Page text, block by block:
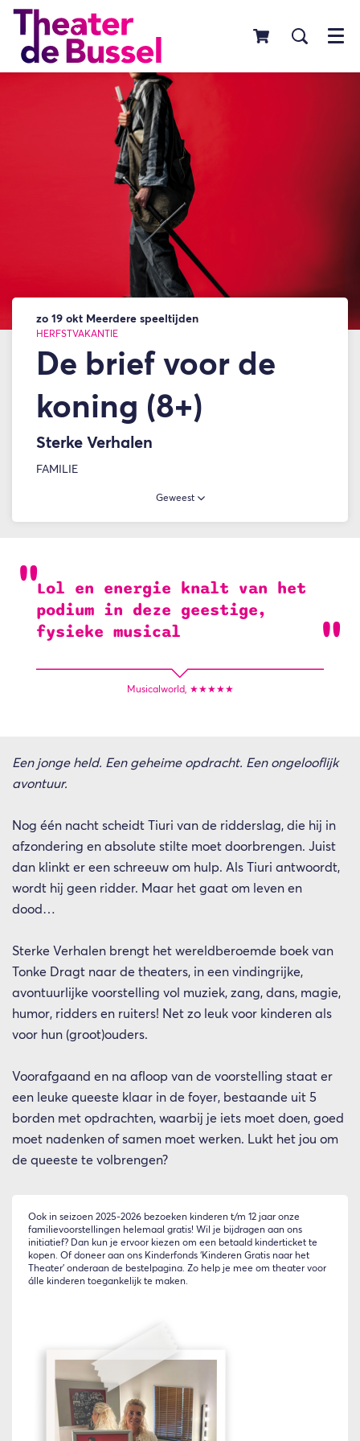
Menu
De brief voor de
koning (8+)
Sterke Verhalen
HERFSTVAKANTIE
zo 19 okt Meerdere speeltijden
FAMILIE
Geweest
Lol en energie knalt van het
podium in deze geestige,
fysieke musical
Musicalworld, ★★★★★
Een jonge held. Een geheime opdracht. Een ongelooflijk
avontuur.
Nog één nacht scheidt Tiuri van de ridderslag, die hij in
afzondering en absolute stilte moet doorbrengen. Juist
dan klinkt er een schreeuw om hulp. Als Tiuri antwoordt,
wordt hij geen ridder. Maar het gaat om leven en
dood…
Sterke Verhalen brengt het wereldberoemde boek van
Tonke Dragt naar de theaters, in een vindingrijke,
avontuurlijke voorstelling vol muziek, zang, dans, magie,
humor, ridders en ruiters! Net zo leuk voor kinderen als
voor hun (groot)ouders.
Voorafgaand en na afloop van de voorstelling staat er
een leuke queeste klaar in de foyer, bestaande uit 5
borden met opdrachten, waarbij je iets moet doen, goed
moet nadenken of samen moet werken. Lukt het jou om
de queeste te volbrengen?
Ook in seizoen 2025-2026 bezoeken kinderen t/m 12 jaar onze
familievoorstellingen helemaal gratis! Wil je bijdragen aan ons
initiatief? Dan kun je ervoor kiezen om een betaald kinderticket te
kopen. Of doneer aan ons Kinderfonds ‘Kinderen Gratis naar het
Theater’ onderaan de bestelpagina. Zo help je mee om theater voor
álle kinderen toegankelijk te maken.